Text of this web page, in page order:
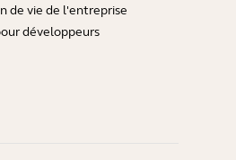
de vie de l'entreprise
développeurs